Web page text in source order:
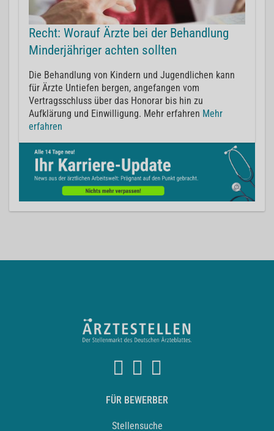
Recht: Worauf Ärzte bei der Behandlung
Minderjähriger achten sollten
Die Behandlung von Kindern und Jugendlichen kann
für Ärzte Untiefen bergen, angefangen vom
Vertragsschluss über das Honorar bis hin zu
Aufklärung und Einwilligung. Mehr erfahren Mehr
erfahren
FÜR BEWERBER
Stellensuche